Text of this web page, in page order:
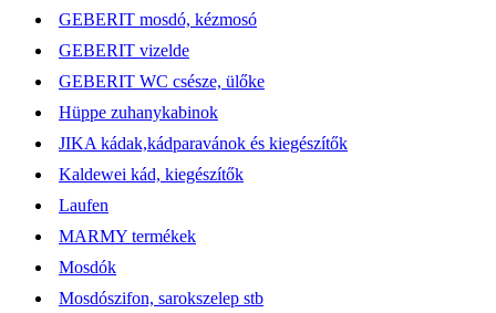
GEBERIT mosdó, kézmosó
GEBERIT vizelde
GEBERIT WC csésze, ülőke
Hüppe zuhanykabinok
JIKA kádak,kádparavánok és kiegészítők
Kaldewei kád, kiegészítők
Laufen
MARMY termékek
Mosdók
Mosdószifon, sarokszelep stb